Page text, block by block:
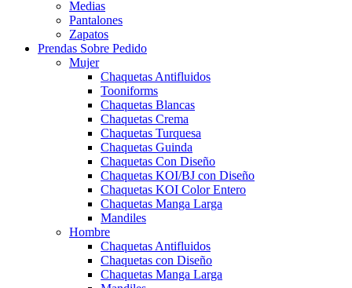
Medias
Pantalones
Zapatos
Prendas Sobre Pedido
Mujer
Chaquetas Antifluidos
Tooniforms
Chaquetas Blancas
Chaquetas Crema
Chaquetas Turquesa
Chaquetas Guinda
Chaquetas Con Diseño
Chaquetas KOI/BJ con Diseño
Chaquetas KOI Color Entero
Chaquetas Manga Larga
Mandiles
Hombre
Chaquetas Antifluidos
Chaquetas con Diseño
Chaquetas Manga Larga